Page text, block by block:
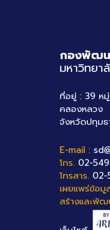
กองพัฒน
มหาวิทยา
ที่อยู่ : 39 ห
คลองหลวง
จังหวัดปทุมธ
E-mail :
โทร. 02-
โทรสาร. 02-
เผยแพร่ข้อมู
สร้างและพัฒ